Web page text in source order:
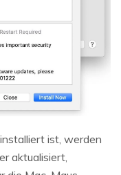
ist, werden
aktualisiert,